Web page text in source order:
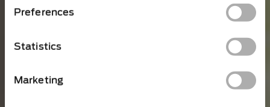
Preferences
Statistics
Marketing